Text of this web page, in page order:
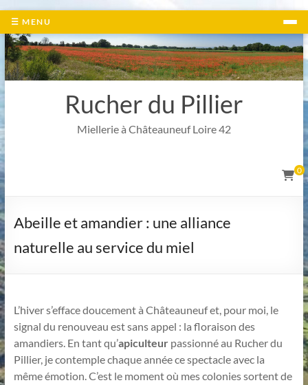
☰ MENU
Aller
contenu
Rucher du Pillier
Miellerie à Châteauneuf Loire 42
0
Abeille et amandier : une alliance
naturelle au service du miel
L’hiver s’efface doucement à Châteauneuf et, pour moi, le
signal du renouveau est sans appel : la floraison des
amandiers. En tant qu’apiculteurpassionné au Rucher du
Pillier, je contemple chaque année ce spectacle avec la
même émotion. C’est le moment où mes colonies sortent de